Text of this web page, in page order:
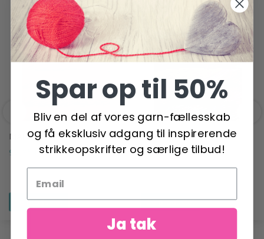
POPULÆRE ALTERNATIVER
MALABRIGO WORSTED
92,95 DKK
Se produktet
MALABRIGO RIOS
113,00 DKK
Se produktet
Spar op til 50%
Bliv en del af vores garn-fællesskab
og få eksklusiv adgang til inspirerende
strikkeopskrifter og særlige tilbud!
Ja tak